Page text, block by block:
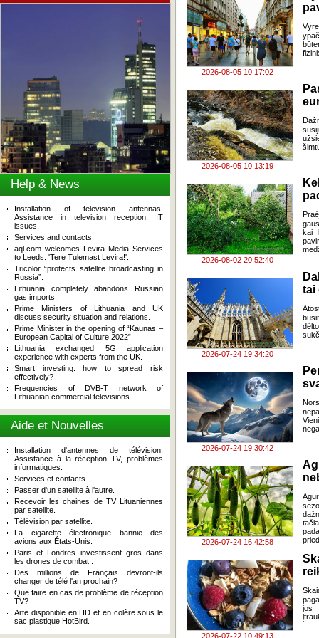
Help & News
Installation of television antennas.
Assistance in television reception, IT
issues.
Services and contacts.
aql.com welcomes Levira Media Services
to Leeds: 'Tere Tulemast Levira!'.
Tricolor “protects satellite broadcasting in
Russia”.
Lithuania completely abandons Russian
gas imports.
Prime Ministers of Lithuania and UK
discuss security situation and relations.
Prime Minister in the opening of “Kaunas –
European Capital of Culture 2022”.
Lithuania exchanged 5G application
experience with experts from the UK.
Smart investing: how to spread risk
effectively?
Frequencies of DVB-T network of
Lithuanian commercial televisions.
Aide et Nouvelles
Installation d'antennes de télévision.
Assistance à la réception TV, problèmes
informatiques.
Services et contacts.
Passer d'un satellite à l'autre.
Recevoir les chaines de TV Lituaniennes
par satellite.
Télévision par satellite.
La cigarette électronique bannie des
avions aux États-Unis.
Paris et Londres investissent gros dans
les drones de combat .
Des millions de Français devront-ils
changer de télé l'an prochain?
Que faire en cas de problème de réception
TV?
Arte disponible en HD et en colère sous le
sac plastique HotBird.
2026-08-05 10:17:02
2026-08-05 10:13:19
2026-08-02 20:52:40
kai
2026-07-24 19:34:20
tai
2026-07-24 19:30:42
2026-07-24 16:42:58
2026-07-22 10:49:13
jos